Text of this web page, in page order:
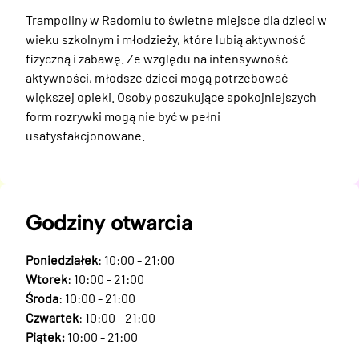
Trampoliny w Radomiu to świetne miejsce dla dzieci w
wieku szkolnym i młodzieży, które lubią aktywność
fizyczną i zabawę. Ze względu na intensywność
aktywności, młodsze dzieci mogą potrzebować
większej opieki. Osoby poszukujące spokojniejszych
form rozrywki mogą nie być w pełni
usatysfakcjonowane.
Godziny otwarcia
Poniedziałek: 10:00 - 21:00
Wtorek: 10:00 - 21:00
Środa: 10:00 - 21:00
Czwartek: 10:00 - 21:00
Piątek: 10:00 - 21:00